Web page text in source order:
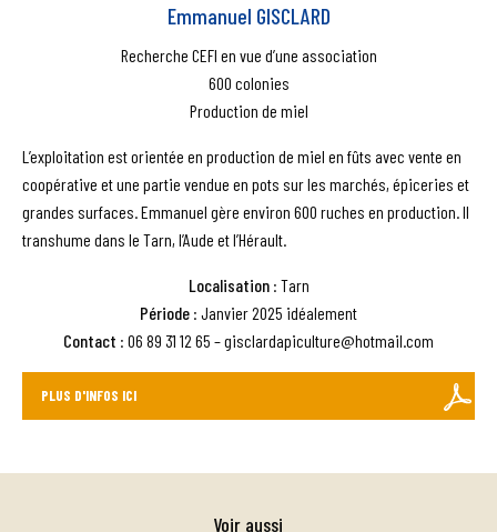
Emmanuel GISCLARD
Recherche CEFI en vue d’une association
600 colonies
Production de miel
L’exploitation est orientée en production de miel en fûts avec vente en
coopérative et une partie vendue en pots sur les marchés, épiceries et
grandes surfaces. Emmanuel gère environ 600 ruches en production. Il
transhume dans le Tarn, l’Aude et l’Hérault.
Localisation: Tarn
Période : Janvier 2025 idéalement
Contact : 06 89 31 12 65 – gisclardapiculture@hotmail.com
PLUS D'INFOS ICI
Voir aussi